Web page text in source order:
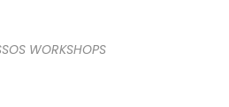
WORKSHOPS